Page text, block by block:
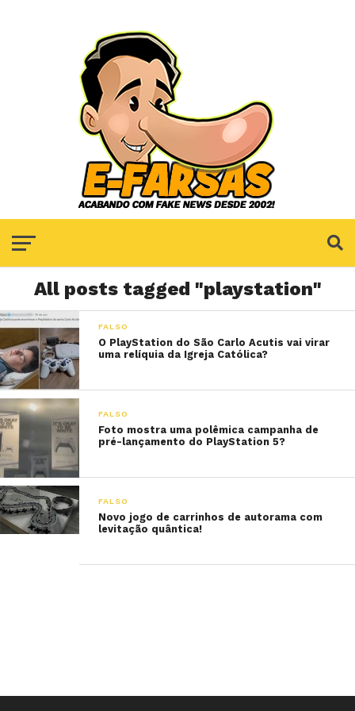
All posts tagged "playstation"
FALSO
O PlayStation do São Carlo Acutis vai virar
uma relíquia da Igreja Católica?
FALSO
Foto mostra uma polêmica campanha de
pré-lançamento do PlayStation 5?
FALSO
Novo jogo de carrinhos de autorama com
levitação quântica!